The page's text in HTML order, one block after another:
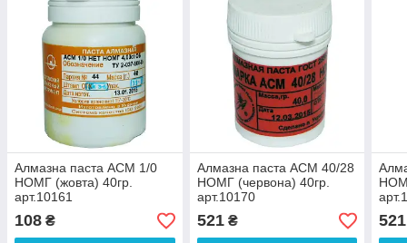
Алмазна паста АСМ 1/0
НОМГ (жовта) 40гр.
арт.10161
108 ₴
Алмазна паста АСМ 40/28
НОМГ (червона) 40гр.
арт.10170
521₴ 521